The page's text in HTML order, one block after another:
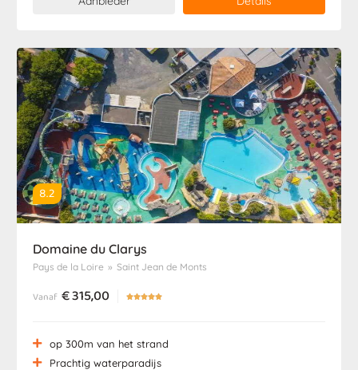
8.2
Domaine du Clarys
Pays de la Loire » Saint Jean de Monts
Vanaf €315,00 
op 300m van het strand
Prachtig waterparadijs